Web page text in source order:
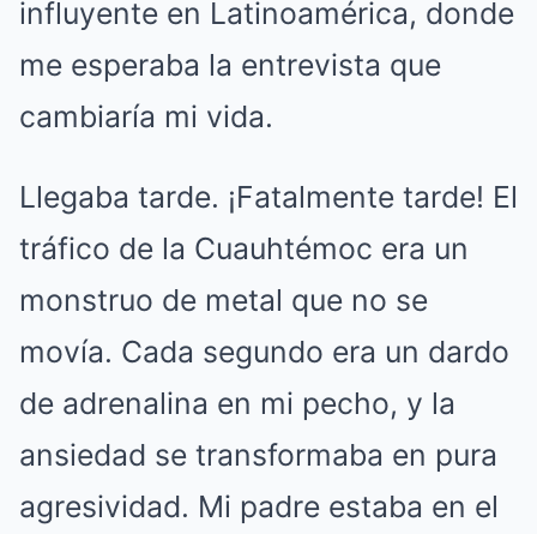
influyente en Latinoamérica, donde
me esperaba la entrevista que
cambiaría mi vida.
Llegaba tarde. ¡Fatalmente tarde! El
tráfico de la Cuauhtémoc era un
monstruo de metal que no se
movía. Cada segundo era un dardo
de adrenalina en mi pecho, y la
ansiedad se transformaba en pura
agresividad. Mi padre estaba en el